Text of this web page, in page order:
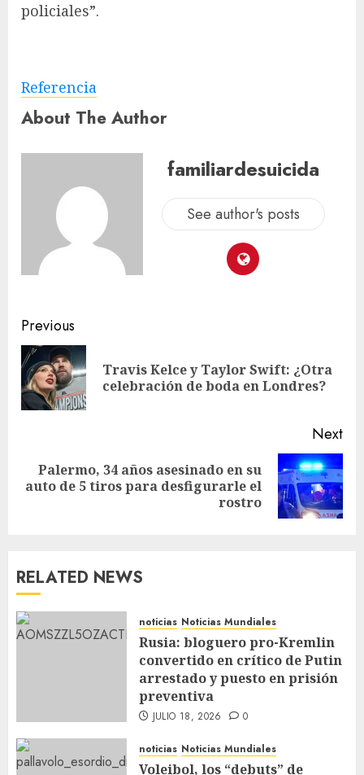
policiales”.
Referencia
About The Author
familiardesuicida
See author's posts
Previous
Travis Kelce y Taylor Swift: ¿Otra
celebración de boda en Londres?
Next
Palermo, 34 años asesinado en su
auto de 5 tiros para desfigurarle el
rostro
RELATED NEWS
noticias Noticias Mundiales
Rusia: bloguero pro-Kremlin
convertido en crítico de Putin
arrestado y puesto en prisión
preventiva
JULIO 18, 2026 0
noticias Noticias Mundiales
Voleibol, los “debuts” de